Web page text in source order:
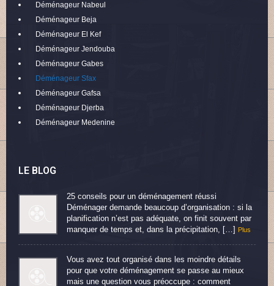
Déménageur Nabeul
Déménageur Beja
Déménageur El Kef
Déménageur Jendouba
Déménageur Gabes
Déménageur Sfax
Déménageur Gafsa
Déménageur Djerba
Déménageur Medenine
LE BLOG
25 conseils pour un déménagement réussi
Déménager demande beaucoup d’organisation : si la
planification n’est pas adéquate, on finit souvent par
manquer de temps et, dans la précipitation, […]
Plus
Vous avez tout organisé dans les moindre détails
pour que votre déménagement se passe au mieux
mais une question vous préoccupe : comment